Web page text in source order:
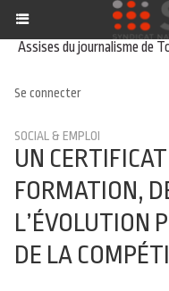
du journalisme de Tours
Se connecter
SOCIAL & EMPLOI
UN
FORMATION,
L’ÉVOLUTION
DE LA